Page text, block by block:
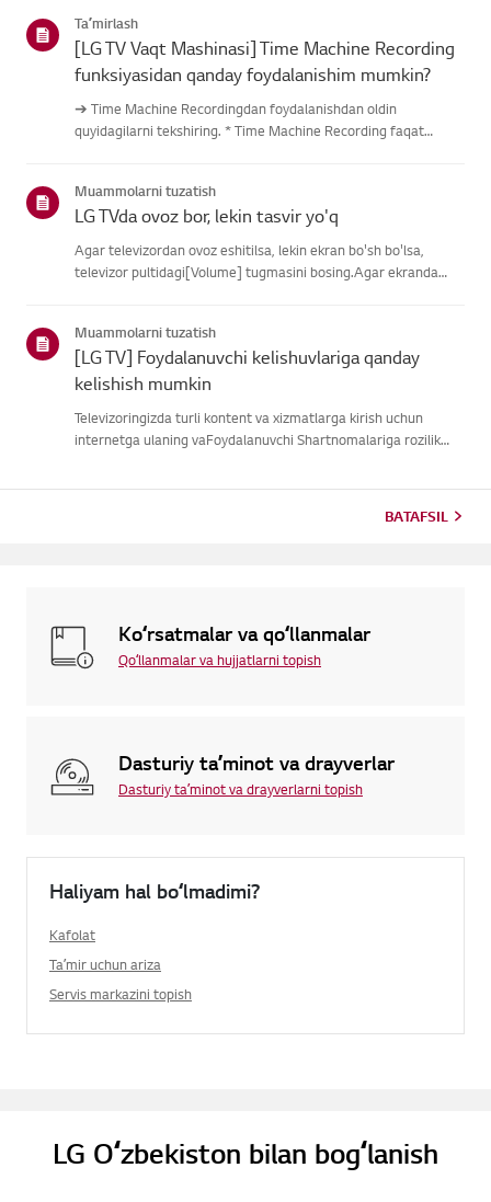
Taʼmirlash
[LG TV Vaqt Mashinasi] Time Machine Recording
funksiyasidan qanday foydalanishim mumkin?
➔ Time Machine Recordingdan foydalanishdan oldin
quyidagilarni tekshiring. * Time Machine Recording faqat
qurilmalariga ulangan ...
Muammolarni tuzatish
LG TVda ovoz bor, lekin tasvir yo'q
Agar televizordan ovoz eshitilsa, lekin ekran bo'sh bo'lsa,
televizor pultidagi[Volume] tugmasini bosing.Agar ekranda
mumkin.Muammo tashqi quril...
Muammolarni tuzatish
[LG TV] Foydalanuvchi kelishuvlariga qanday
kelishish mumkin
Televizoringizda turli kontent va xizmatlarga kirish uchun
internetga ulaning vaFoydalanuvchi Shartnomalariga rozilik
BATAFSIL
Koʻrsatmalar va qoʻllanmalar
Qoʻllanmalar va hujjatlarni topish
Dasturiy taʼminot va drayverlar
Dasturiy taʼminot va drayverlarni topish
Haliyam hal boʻlmadimi?
Kafolat
Taʼmir uchun ariza
Servis markazini topish
LG Oʻzbekiston bilan bogʻlanish